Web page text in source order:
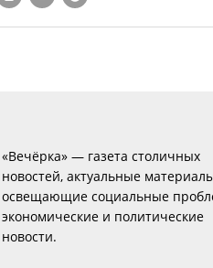
«Вечёрка» — газета столичных
новостей, актуальные
освещающие социальные
экономические и политические
новости.